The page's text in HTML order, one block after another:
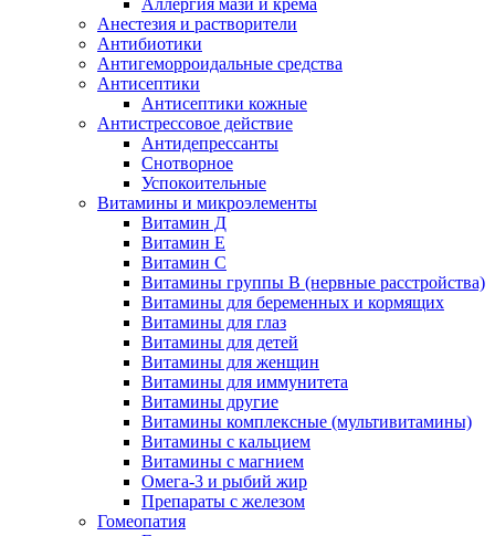
Аллергия мази и крема
Анестезия и растворители
Антибиотики
Антигеморроидальные средства
Антисептики
Антисептики кожные
Антистрессовое действие
Антидепрессанты
Снотворное
Успокоительные
Витамины и микроэлементы
Витамин Д
Витамин Е
Витамин С
Витамины группы В (нервные расстройства)
Витамины для беременных и кормящих
Витамины для глаз
Витамины для детей
Витамины для женщин
Витамины для иммунитета
Витамины другие
Витамины комплексные (мультивитамины)
Витамины с кальцием
Витамины с магнием
Омега-3 и рыбий жир
Препараты с железом
Гомеопатия